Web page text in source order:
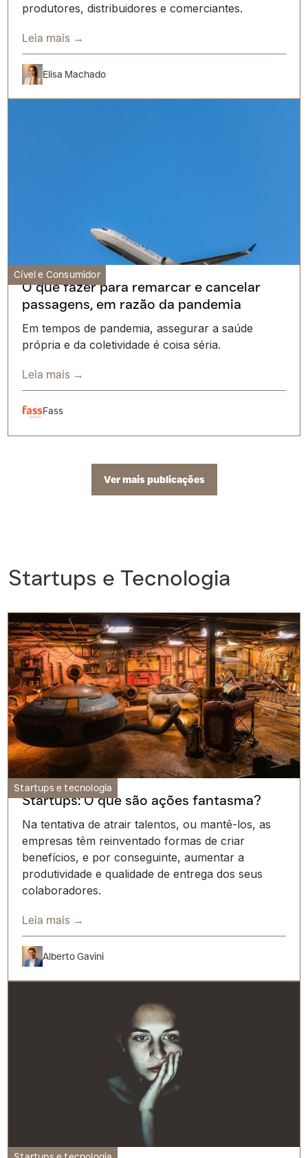
produtores, distribuidores e comerciantes.
Leia mais →
Elisa Machado
Cível e Consumidor
O que fazer para remarcar e cancelar
passagens, em razão da pandemia
Em tempos de pandemia, assegurar a saúde
própria e da coletividade é coisa séria.
Leia mais →
Fass
Ver mais publicações
Startups e Tecnologia
Startups e tecnologia
Startups: O que são ações fantasma?
Na tentativa de atrair talentos, ou mantê-los, as
empresas têm reinventado formas de criar
benefícios, e por conseguinte, aumentar a
produtividade e qualidade de entrega dos seus
colaboradores.
Leia mais →
Alberto Gavini